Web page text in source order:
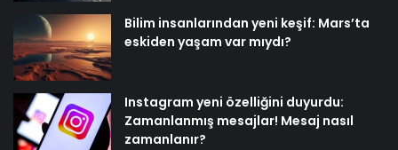
Bilim insanlarından yeni keşif: Mars’ta
eskiden yaşam var mıydı?
Instagram yeni özelliğini duyurdu:
Zamanlanmış mesajlar! Mesaj nasıl
zamanlanır?